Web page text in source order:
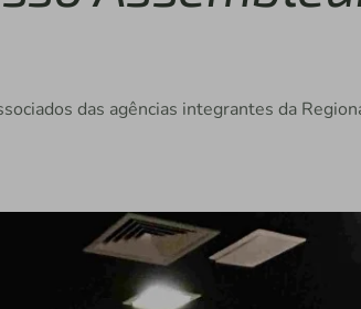
das agências integrantes da